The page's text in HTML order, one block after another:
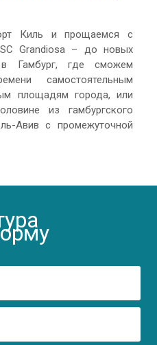
Киль и прощаемся с
Grandiosa – до новых
Гамбург, где сможем
самостоятельным
площадям города, или
из гамбургского
Авив с промежуточной